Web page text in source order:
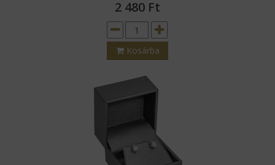
2 480 Ft
Kosárba